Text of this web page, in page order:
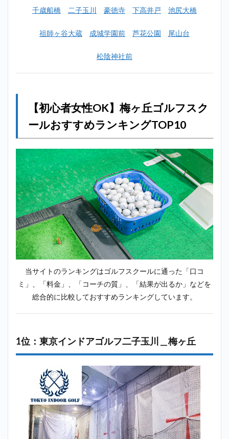
ドア
ゴル
子玉
梅ヶ
丘
ツゴ
ルフ
スク
谷成
城校
＿梅
ヶ丘
2.3
3位：
カワ
ナミ
ゴル
フス
クー
ル＿
梅ヶ
丘
2.4
アー
アカ
デミ
新町
＿梅
ヶ丘
2.5
5位：
ステ
ップ
千歳船橋 二子玉川 豪徳寺 下高井戸 池尻大橋
祖師ヶ谷大蔵 成城学園前 芦花公園 尾山台
松陰神社前
【初心者女性OK】梅ヶ丘ゴルフスク
ールおすすめランキングTOP10
当サイトのランキングはゴルフスクールに通った「口コ
ミ」、「料金」、「コーチの質」、「結果が出るか」などを
総合的に比較しておすすめランキングしています。
1位：東京インドアゴルフ二子玉川＿梅ヶ丘